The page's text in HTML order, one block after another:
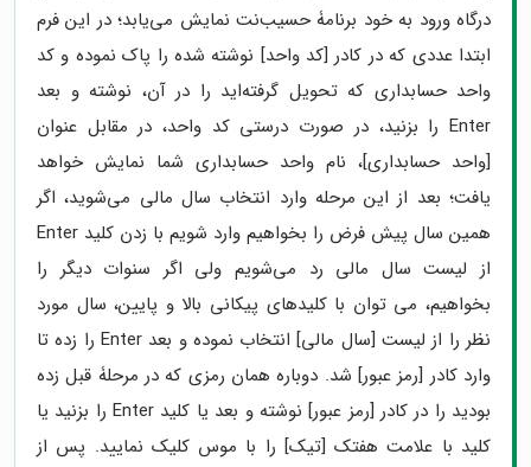
درگاه ورود به خود برنامۀ حسیب‌نت نمایش می‌یابد؛ در این فرم
ابتدا عددی که در کادر [کد واحد] نوشته شده را پاک نموده و کد
واحد حسابداری که تحویل گرفته‌اید را در آن، نوشته و بعد
Enter را بزنید، در صورت درستی کد واحد، در مقابل عنوان
[واحد حسابداری]، نام واحد حسابداری شما نمایش خواهد
یافت؛ بعد از این مرحله وارد انتخاب سال مالی می‌شوید، اگر
همین سال پیش فرض را بخواهیم وارد شویم با زدن کلید Enter
از لیست سال مالی رد می‌شویم ولی اگر سنوات دیگر را
بخواهیم، می توان با کلید‌های پیکانی بالا و پایین، سال مورد
نظر را از لیست [سال مالی] انتخاب نموده و بعد Enter را زده تا
وارد کادر [رمز عبور] شد. دوباره همان رمزی که در مرحلۀ قبل زده
بودید را در کادر [رمز عبور] نوشته و بعد یا کلید Enter را بزنید یا
کلید با علامت هفتک [تیک] را با موس کلیک نمایید. پس از